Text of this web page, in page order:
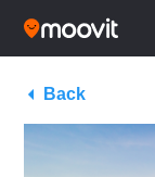
Back